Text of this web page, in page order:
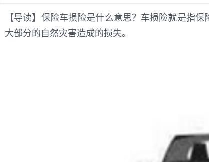
【导读】保险车损险是什么意思？车损险就是指
大部分的自然灾害造成的损失。